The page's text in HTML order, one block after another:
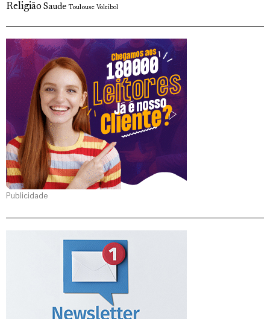
Religião Saude Toulouse Voleibol
Publicidade